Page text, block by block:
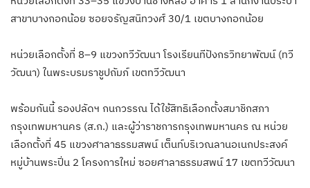
สาขาบางกอกน้อย ซอยจรัญสนิทวงศ์ 30/1 เขตบางกอกน้อย
หน่วยเลือกตั้งที่ 8–9 แขวงทวีวัฒนา โรงเรียนทีปังกรวิทยาพัฒน์ (ทวี
วัฒนา) ในพระบรมราชูปถัมภ์ เขตทวีวัฒนา
พร้อมกันนี้ รองปลัดฯ กนกวรรณ ได้ใช้สิทธิเลือกตั้งสมาชิกสภา
กรุงเทพมหานคร (ส.ก.) และผู้ว่าราชการกรุงเทพมหานคร ณ หน่วย
เลือกตั้งที่ 45 แขวงศาลาธรรมสพน์ เต็นท์บริเวณลานอเนกประสงค์
หมู่บ้านพระปิ่น 2 โครงการใหม่ ซอยศาลาธรรมสพน์ 17 เขตทวีวัฒนา